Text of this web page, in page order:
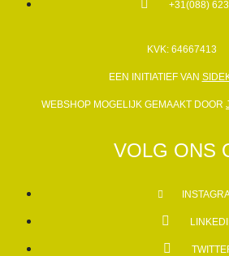
+31(088)
KVK: 64667413
EEN INITIATIEF VAN
WEBSHOP MOGELIJK GEMAAKT DOOR
VOLG ONS